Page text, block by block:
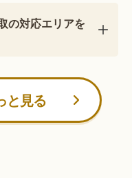
の対応エリアを
と見る